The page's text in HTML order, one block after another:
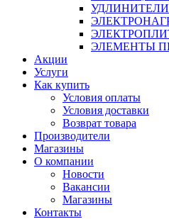
УДЛИНИТЕЛИ
ЭЛЕМЕНТЫ
Акции
Услуги
Как купить
Условия оплаты
Условия доставки
Возврат товара
Производители
Магазины
О компании
Новости
Вакансии
Магазины
Контакты